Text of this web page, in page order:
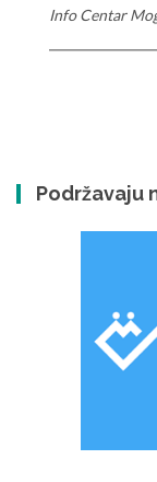
Info Centar
Podržavaju